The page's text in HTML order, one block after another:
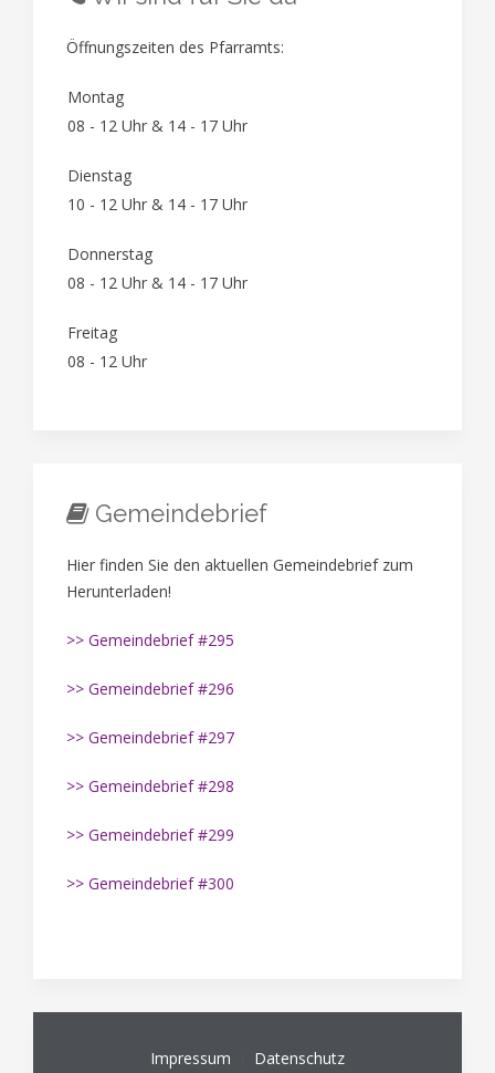
Öffnungszeiten des Pfarramts:
Montag
08 - 12 Uhr & 14 - 17 Uhr
Dienstag
10 - 12 Uhr & 14 - 17 Uhr
Donnerstag
08 - 12 Uhr & 14 - 17 Uhr
Freitag
08 - 12 Uhr
Gemeindebrief
Hier finden Sie den aktuellen Gemeindebrief zum
Herunterladen!
>> Gemeindebrief #295
>> Gemeindebrief #296
>> Gemeindebrief #297
>> Gemeindebrief #298
>> Gemeindebrief #299
>> Gemeindebrief #300
Impressum
Datenschutz